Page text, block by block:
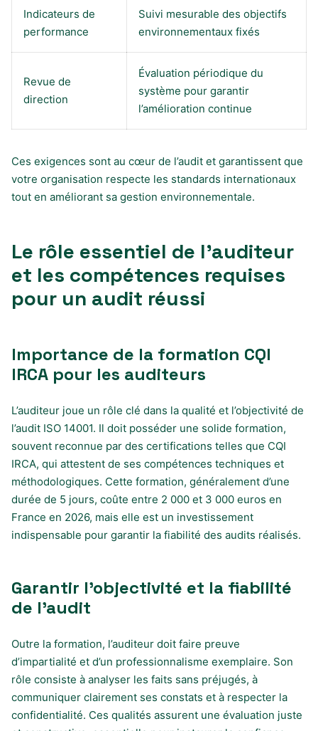
Indicateurs de
performance
Suivi mesurable des objectifs
environnementaux fixés
Revue de
direction
Évaluation périodique du
système pour garantir
l’amélioration continue
Ces exigences sont au cœur de l’audit et garantissent que
votre organisation respecte les standards internationaux
tout en améliorant sa gestion environnementale.
Le rôle essentiel de l’auditeur
et les compétences requises
pour un audit réussi
Importance de la formation CQI
IRCA pour les auditeurs
L’auditeur joue un rôle clé dans la qualité et l’objectivité de
l’audit ISO 14001. Il doit posséder une solide formation,
souvent reconnue par des certifications telles que CQI
IRCA, qui attestent de ses compétences techniques et
méthodologiques. Cette formation, généralement d’une
durée de 5 jours, coûte entre 2 000 et 3 000 euros en
France en 2026, mais elle est un investissement
indispensable pour garantir la fiabilité des audits réalisés.
Garantir l’objectivité et la fiabilité
de l’audit
Outre la formation, l’auditeur doit faire preuve
d’impartialité et d’un professionnalisme exemplaire. Son
rôle consiste à analyser les faits sans préjugés, à
communiquer clairement ses constats et à respecter la
confidentialité. Ces qualités assurent une évaluation juste